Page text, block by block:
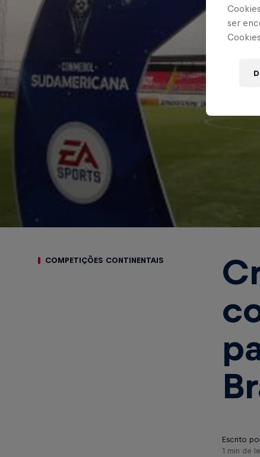
COMPETIÇÕES CONTINENTAIS
Escrito
1 min de
ser